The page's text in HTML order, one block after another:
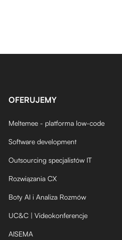
OFERUJEMY
Meltemee - platforma low-code
Software development
Outsourcing specjalistów IT
Rozwiązania CX
Boty AI i Analiza Rozmów
UC&C | Videokonferencje
AISEMA